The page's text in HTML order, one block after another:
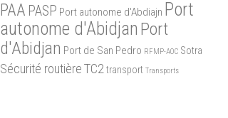
PAA PASP Port autonome d'Abdiajn Port
autonome d'Abidjan Port
d'Abidjan Port de San Pedro RFMP-AOC Sotra
Sécurité routièreTC2 transport Transports